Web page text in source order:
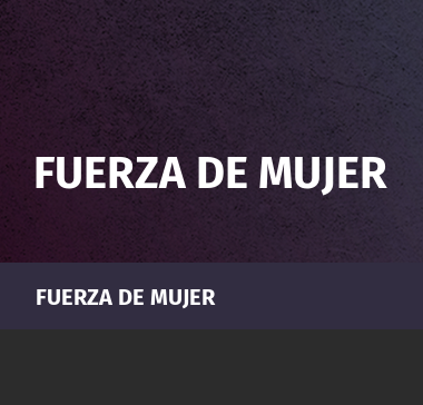
FUERZA DE MUJER
FUERZA DE MUJER